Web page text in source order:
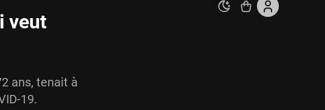
veut
ans, tenait à
19.